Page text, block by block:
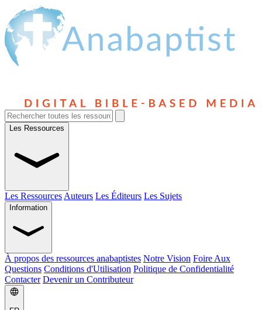
Les Ressources
Les Ressources Auteurs Les Éditeurs Les Sujets
Information
À propos des ressources anabaptistes Notre Vision Foire Aux
Questions Conditions d'Utilisation Politique de Confidentialité
Contacter Devenir un Contributeur